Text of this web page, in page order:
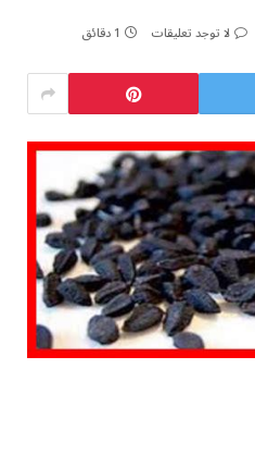
لا توجد تعليقات 1 دقائق